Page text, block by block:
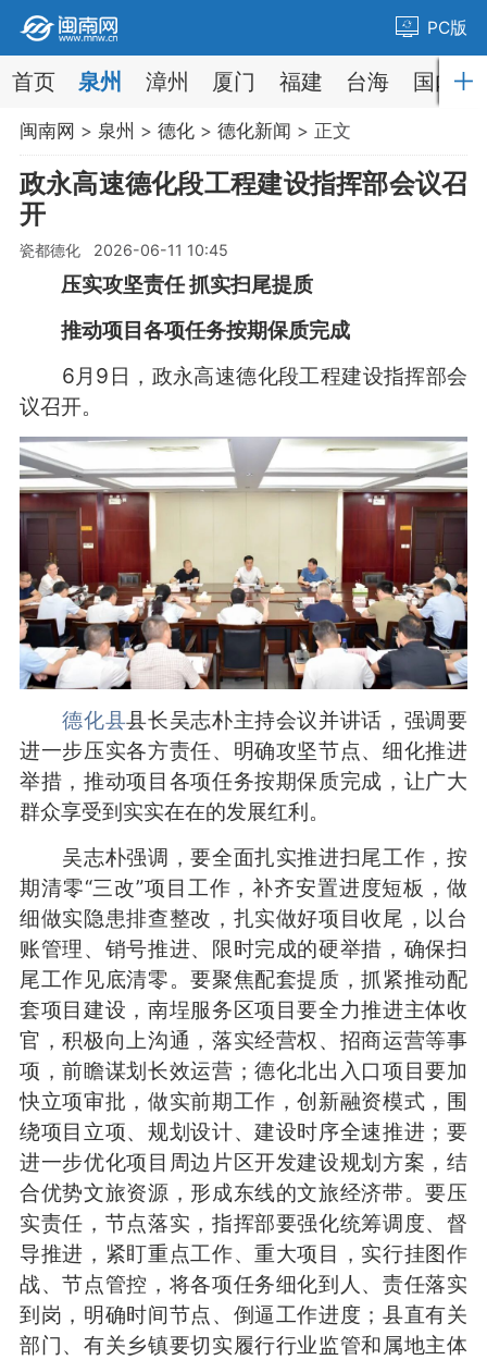
PC版
首页 泉州 漳州 厦门 福建 台海 国内
闽南网 > 泉州 > 德化> 德化新闻 > 正文
政永高速德化段工程建设指挥部会议召
开
瓷都德化 2026-06-11 10:45
压实攻坚责任 抓实扫尾提质
推动项目各项任务按期保质完成
6月9日，政永高速德化段工程建设指挥部会
议召开。
德化县县长吴志朴主持会议并讲话，强调要
进一步压实各方责任、明确攻坚节点、细化推进
举措，推动项目各项任务按期保质完成，让广大
群众享受到实实在在的发展红利。
吴志朴强调，要全面扎实推进扫尾工作，按
期清零“三改”项目工作，补齐安置进度短板，做
细做实隐患排查整改，扎实做好项目收尾，以台
账管理、销号推进、限时完成的硬举措，确保扫
尾工作见底清零。要聚焦配套提质，抓紧推动配
套项目建设，南埕服务区项目要全力推进主体收
官，积极向上沟通，落实经营权、招商运营等事
项，前瞻谋划长效运营；德化北出入口项目要加
快立项审批，做实前期工作，创新融资模式，围
绕项目立项、规划设计、建设时序全速推进；要
进一步优化项目周边片区开发建设规划方案，结
合优势文旅资源，形成东线的文旅经济带。要压
实责任，节点落实，指挥部要强化统筹调度、督
导推进，紧盯重点工作、重大项目，实行挂图作
战、节点管控，将各项任务细化到人、责任落实
到岗，明确时间节点、倒逼工作进度；县直有关
部门、有关乡镇要切实履行行业监管和属地主体